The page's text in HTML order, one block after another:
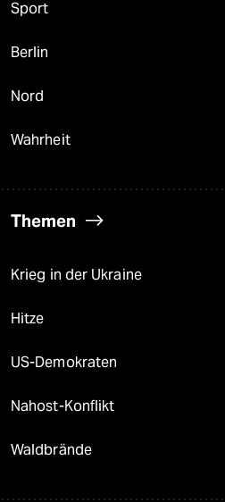
Sport
Berlin
Nord
Wahrheit
Themen
Krieg in der Ukraine
Hitze
US-Demokraten
Nahost-Konflikt
Waldbrände